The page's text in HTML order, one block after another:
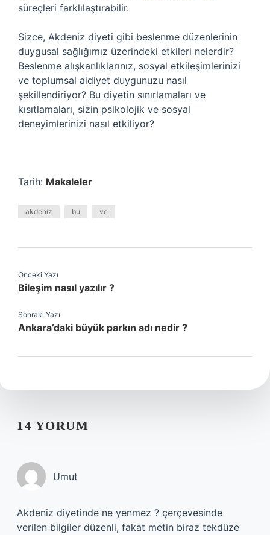
süreçleri farklılaştırabilir.
Sizce, Akdeniz diyeti gibi beslenme düzenlerinin
duygusal sağlığımız üzerindeki etkileri nelerdir?
Beslenme alışkanlıklarınız, sosyal etkileşimlerinizi
ve toplumsal aidiyet duygunuzu nasıl
şekillendiriyor? Bu diyetin sınırlamaları ve
kısıtlamaları, sizin psikolojik ve sosyal
deneyimlerinizi nasıl etkiliyor?
Tarih: Makaleler
akdeniz bu ve
Önceki Yazı
Bileşim nasıl yazılır ?
Sonraki Yazı
Ankara’daki büyük parkın adı nedir ?
14 YORUM
Umut
Akdeniz diyetinde ne yenmez ? çerçevesinde
verilen bilgiler düzenli, fakat metin biraz tekdüze